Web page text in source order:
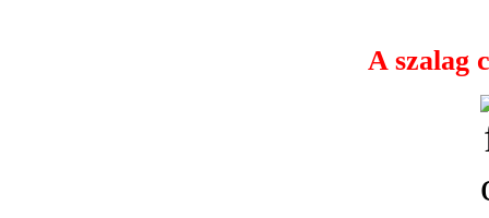
A szalag